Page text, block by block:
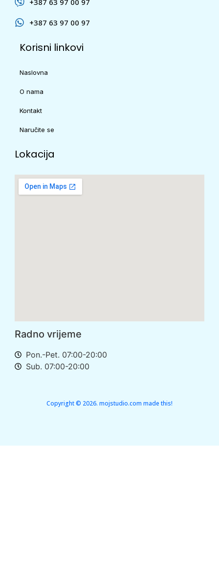
+387 63 97 00 97
Korisni linkovi
Naslovna
O nama
Kontakt
Naručite se
Lokacija
Radno vrijeme
Pon.-Pet. 07:00-20:00
Sub. 07:00-20:00
Copyright © 2026. mojstudio.com made this!